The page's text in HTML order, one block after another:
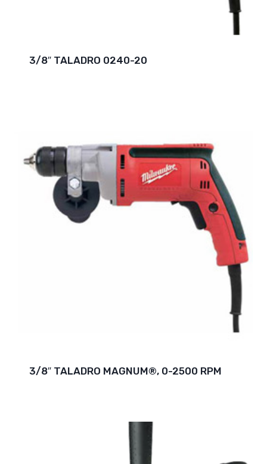
3/8″ TALADRO 0240-20
3/8″ TALADRO MAGNUM®, 0-2500 RPM